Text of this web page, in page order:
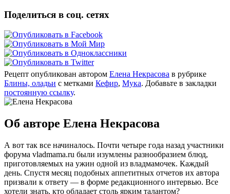
Поделиться в соц. сетях
Рецепт опубликован автором Елена Некрасова в рубрике
Блины, оладьи с метками Кефир, Мука. Добавьте в закладки
постоянную ссылку.
Об авторе Елена Некрасова
А вот так все начиналось. Почти четыре года назад участники
форума vladmama.ru были изумлены разнообразием блюд,
приготовляемых на ужин одной из владмамочек. Каждый
день. Спустя месяц подобных аппетитных отчетов их автора
призвали к ответу — в форме редакционного интервью. Все
хотели знать, кто обладает столь ярким талантом?